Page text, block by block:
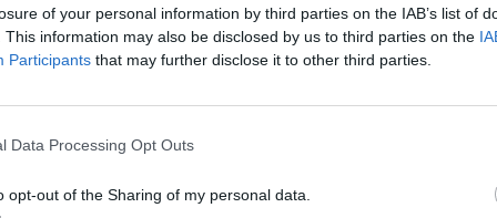
of your personal information by third parties on the IAB’s list of
This information may also be disclosed by us to third parties on the
Participants that may further disclose it to other third parties.
Data Processing Opt Outs
opt-out of the Sharing of my personal data.
számban vannak muszlim, valamint kis számú zsidó tanulók -
teret kellene biztosítani ennek a megvitatására, hogy a tanulók